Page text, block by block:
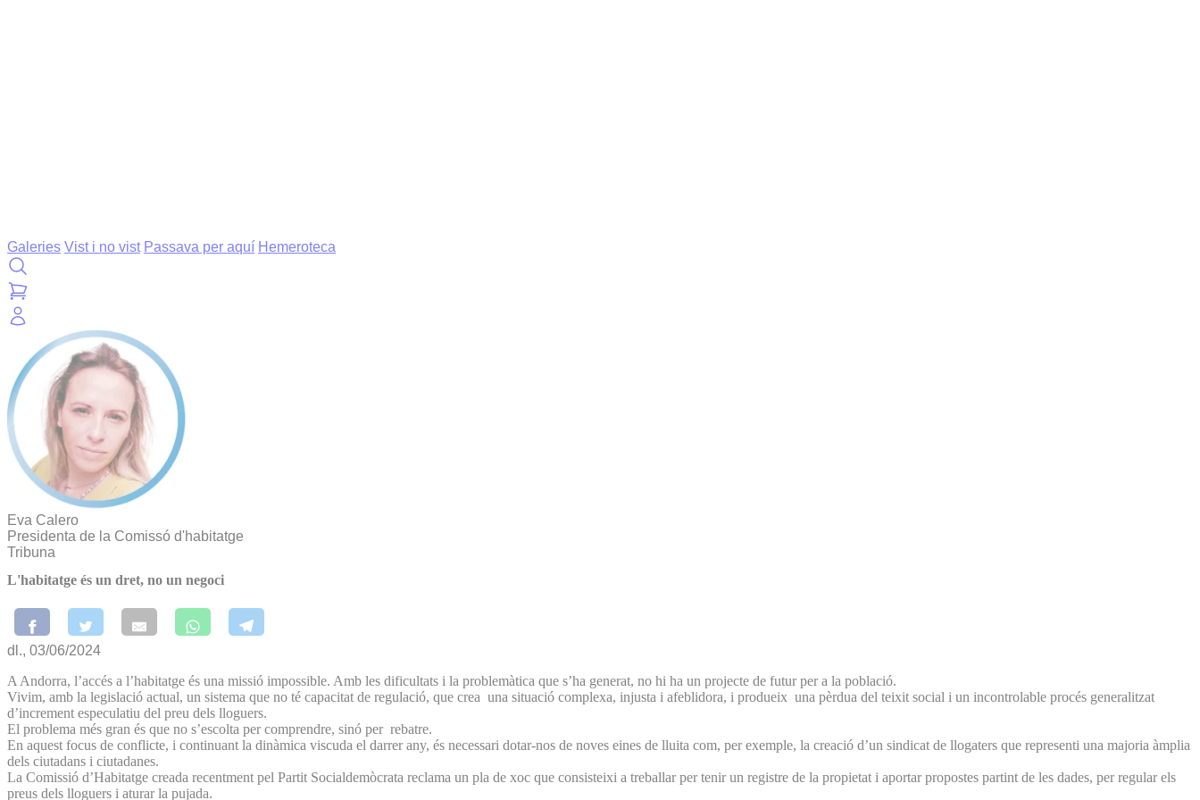
Galeries Vist i no vist Passava per aquí Hemeroteca
Eva Calero
Presidenta de la Comissó d'habitatge
Tribuna
L'habitatge és un dret, no un negoci
dl., 03/06/2024
A Andorra, l’accés a l’habitatge és una missió impossible. Amb les dificultats i la problemàtica que s’ha generat, no hi ha un projecte de futur per a la població.
Vivim, amb la legislació actual, un sistema que no té capacitat de regulació, que crea una situació complexa, injusta i afeblidora, i produeix una pèrdua del teixit social i un incontrolable procés generalitzat
d’increment especulatiu del preu dels lloguers.
El problema més gran és que no s’escolta per comprendre, sinó per rebatre.
En aquest focus de conflicte, i continuant la dinàmica viscuda el darrer any, és necessari dotar-nos de noves eines de lluita com, per exemple, la creació d’un sindicat de llogaters que representi una majoria àmplia
dels ciutadans i ciutadanes.
La Comissió d’Habitatge creada recentment pel Partit Socialdemòcrata reclama un pla de xoc que consisteixi a treballar per tenir un registre de la propietat i aportar propostes partint de les dades, per regular els
preus dels lloguers i aturar la pujada.